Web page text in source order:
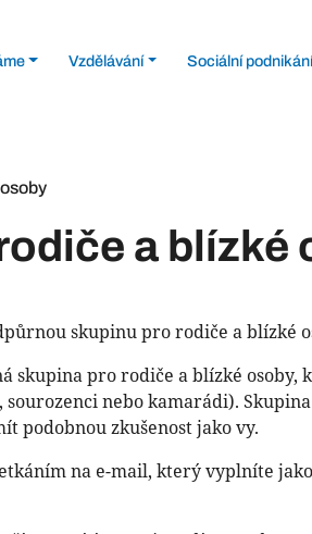
Vzdělávání Sociální
a blízké
skupinu pro rodiče a blízké
skupina pro rodiče a blízké
nebo kamarádi).
podobnou zkušenost jako vy.
na e-mail, který vyplníte